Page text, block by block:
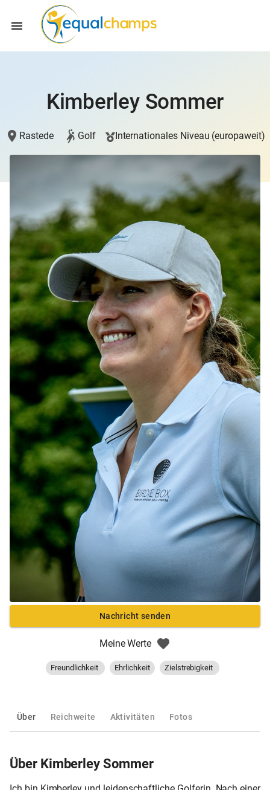
Kimberley Sommer
Rastede Golf Internationales Niveau (europaweit)
Nachricht senden
Meine Werte
Freundlichkeit Ehrlichkeit Zielstrebigkeit
Über Reichweite Aktivitäten Fotos
Über Kimberley Sommer